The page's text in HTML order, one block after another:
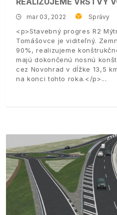
mar 03, 2022 Správy
<p>Stavebný progres R2
Tomášovce je viditeľný.
90%, realizujeme
majú dokončenú nosnú
cez Novohrad v dĺžke 13,5
na konci tohto roka.</p>